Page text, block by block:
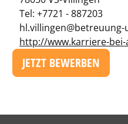
Tel: +7721 - 887203
http://www.karriere-
JETZT BEWERBEN